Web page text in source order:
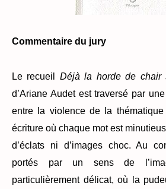
Commentaire du jury
Le recueil Déjà la horde de chair
d’Ariane Audet est traversé par
entre la violence de la
écriture où chaque mot est
d’éclats ni d’images choc. Au
portés par un sens de
particulièrement délicat, où la